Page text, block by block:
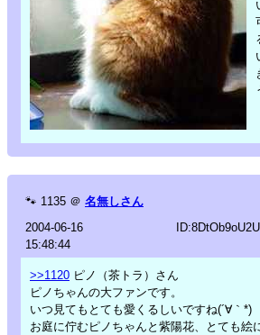
🐾 1135 ＠ 名無しさん
2004-06-16
15:48:44
ID:8DtOb9oU2U
>>1120 ピノ（茶トラ）さん
ピノちゃんの大ファンです。
いつ見てもとても愛くるしいですね(´∀｀*)
お庭に佇むピノちゃんと紫陽花、とても絵